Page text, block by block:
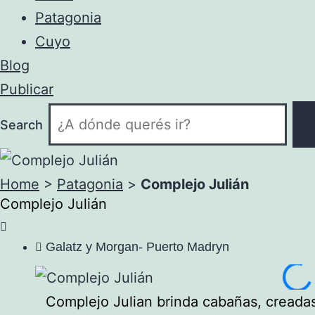
Patagonia
Cuyo
Blog
Publicar
Search
Home > Patagonia > Complejo Julián
Complejo Julián
Galatz y Morgan- Puerto Madryn
Complejo Julian brinda cabañas,